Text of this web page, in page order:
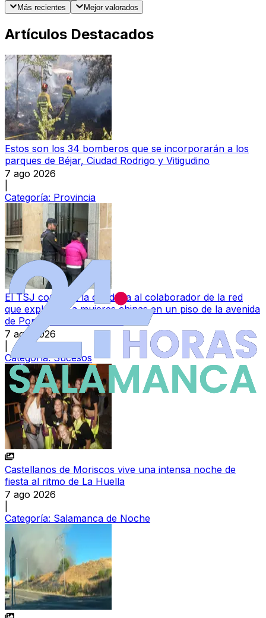
Más recientes
Mejor valorados
Artículos Destacados
Estos son los 34 bomberos que se incorporarán a los
parques de Béjar, Ciudad Rodrigo y Vitigudino
7 ago 2026
Categoría: Provincia
El TSJ confirma la condena al colaborador de la red
que explotaba a mujeres chinas en un piso de la avenida
de Portugal de Salamanca
7 ago 2026
Categoría:Sucesos
Castellanos de Moriscos vive una intensa noche de
fiesta al ritmo de La Huella
7 ago 2026
Categoría: Salamanca de Noche